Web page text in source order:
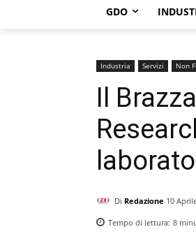
GDO
Industria Servizi Non
Il
Di Redazione 10
Tempo di lettura: 8